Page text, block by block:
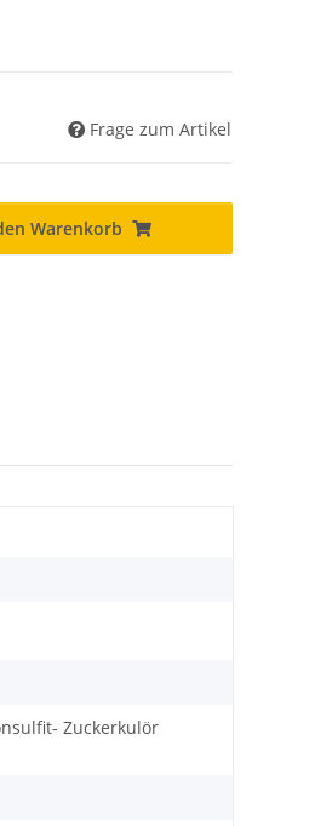
Frage zum Artikel
Warenkorb
Zuckerkulör